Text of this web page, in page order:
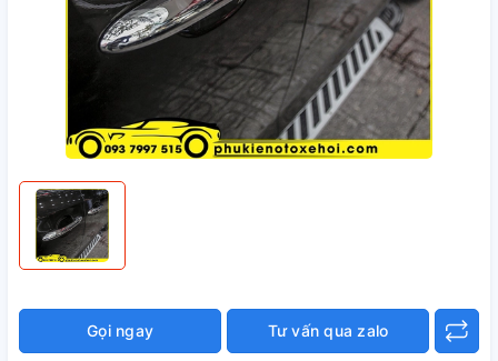
Gọi ngay Tư vấn qua zalo